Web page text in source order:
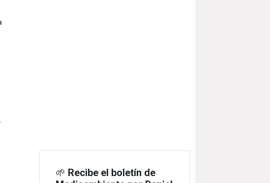
🌱 Recibe el boletín de